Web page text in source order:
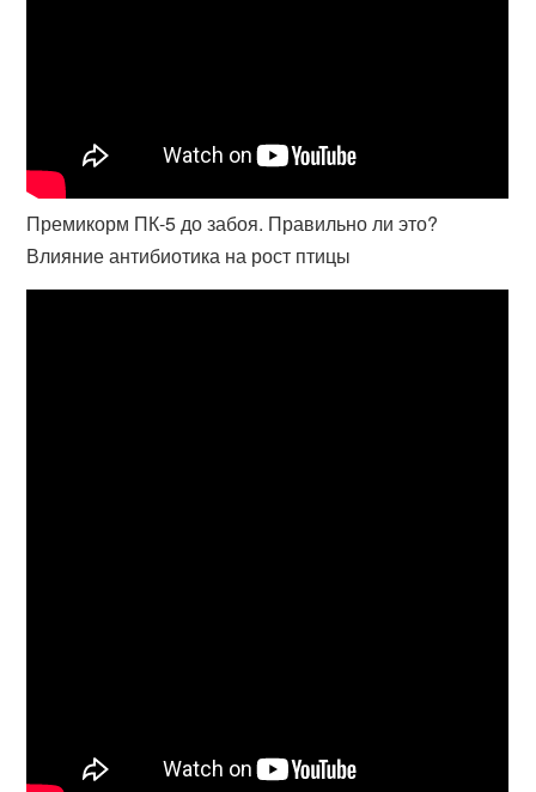
Премикорм ПК-5 до забоя. Правильно ли это?
Влияние антибиотика на рост птицы